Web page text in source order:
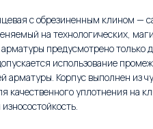
с обрезиненным клином —
на технологических,
предусмотрено
использование
арматуры. Корпус выполнен
качественного уплотнения на